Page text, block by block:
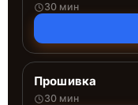
30 мин
Прошивка
30 мин